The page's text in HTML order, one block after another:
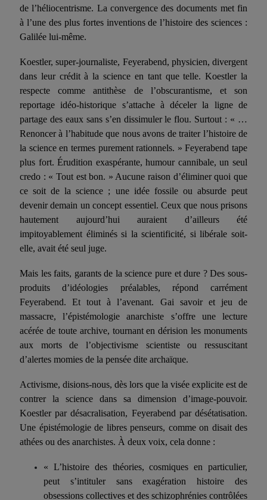
de l’héliocentrisme. La convergence des documents met fin
à l’une des plus fortes inventions de l’his­toire des sciences :
Galilée lui-même.
Koestler, super-journaliste, Feyerabend, physicien, divergent
dans leur crédit à la science en tant que telle. Koestler la
respecte comme antithèse de l’obscurantisme, et son
reportage idéo-historique s’attache à déceler la ligne de
partage des eaux sans s’en dissimuler le flou. Surtout : « …
Renoncer à l’habitude que nous avons de traiter l’histoire de
la science en termes purement rationnels. » Feyerabend tape
plus fort. Érudition exaspérante, humour cannibale, un seul
credo : « Tout est bon. » Aucune raison d’éliminer quoi que
ce soit de la science ; une idée fossile ou absurde peut
devenir demain un concept essentiel. Ceux que nous prisons
hautement aujourd’hui auraient d’ailleurs été
impitoyablement éliminés si la scientificité, si libérale soit-
elle, avait été seul juge.
Mais les faits, garants de la science pure et dure ? Des sous-
produits d’idéologies préalables, répond carrément
Feyerabend. Et tout à l’avenant. Gai savoir et jeu de
massacre, l’épistémologie anar­chiste s’offre une lecture
acérée de toute archive, tournant en déri­sion les monuments
aux morts de l’objectivisme scientiste ou res­suscitant
d’alertes momies de la pensée dite archaïque.
Activisme, disions-nous, dès lors que la visée explicite est de
con­trer la science dans sa dimension d’image-pouvoir.
Koestler par désa­cralisation, Feyerabend par désétatisation.
Une épistémologie de libres penseurs, comme on disait des
athées ou des anarchistes. À deux voix, cela donne :
« L’histoire des théories, cosmiques en particulier,
peut s’inti­tuler sans exagération histoire des
obsessions collectives et des schi­zophrénies contrôlées